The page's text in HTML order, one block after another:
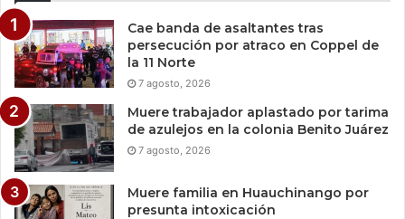
Cae banda de asaltantes tras
persecución por atraco en Coppel de
la 11 Norte
7 agosto, 2026
Muere trabajador aplastado por tarima
de azulejos en la colonia Benito Juárez
7 agosto, 2026
Muere familia en Huauchinango por
presunta intoxicación